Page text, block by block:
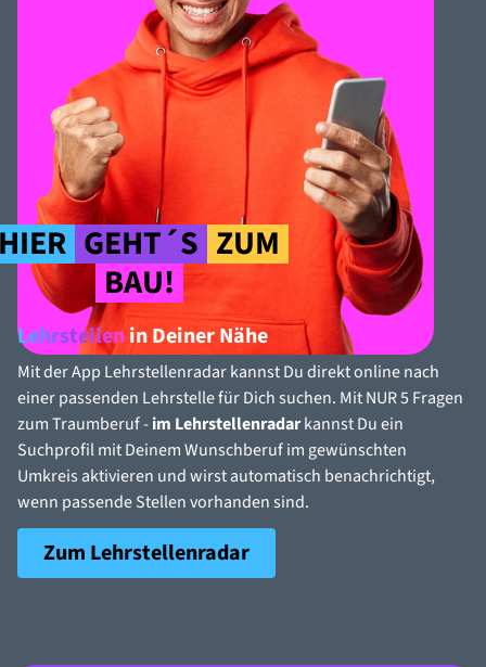
GEHT´S ZUM
BAU!
Lehrstellenin Deiner Nähe
Mit der App Lehrstellenradar kannst Du direkt online nach
einer passenden Lehrstelle für Dich suchen. Mit NUR 5 Fragen
zum Traumberuf -im Lehrstellenradarkannst Du ein
Suchprofil mit Deinem Wunschberuf im gewünschten
Umkreis aktivieren und wirst automatisch benachrichtigt,
wenn passende Stellen vorhanden sind.
Zum Lehrstellenradar